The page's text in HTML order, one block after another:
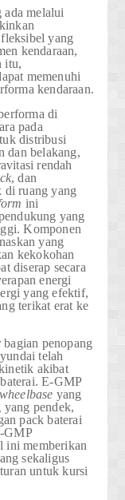
melalui
yang
kendaraan,
itu,
memenuhi
kendaraan.
di
pada
distribusi
dan belakang,
rendah
, dan
di ruang yang
ini
yang
Komponen
yang
kekokohan
diserap secara
energi
yang efektif,
terikat erat ke
penopang
telah
akibat
E-GMP
wheelbase yang
yang pendek,
pack baterai
GMP
ini memberikan
sekaligus
untuk kursi